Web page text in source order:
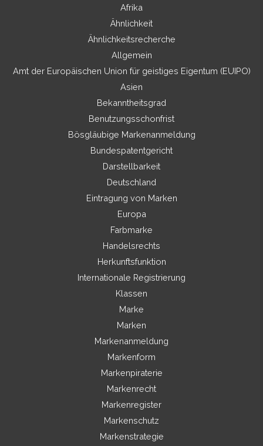
Afrika
Ähnlichkeit
Ähnlichkeitsrecherche
Allgemein
Amt der Europäischen Union für geistiges Eigentum (EUIPO)
Asien
Bekanntheitsgrad
Benutzungsschonfrist
Bösgläubige Markenanmeldung
Bundespatentgericht
Darstellbarkeit
Deutschland
Eintragung von Marken
Europa
Farbmarke
Handelsrechts
Herkunftsfunktion
Internationale Registrierung
Klassen
Marke
Marken
Markenanmeldung
Markenform
Markenpiraterie
Markenrecht
Markenregister
Markenschutz
Markenstrategie